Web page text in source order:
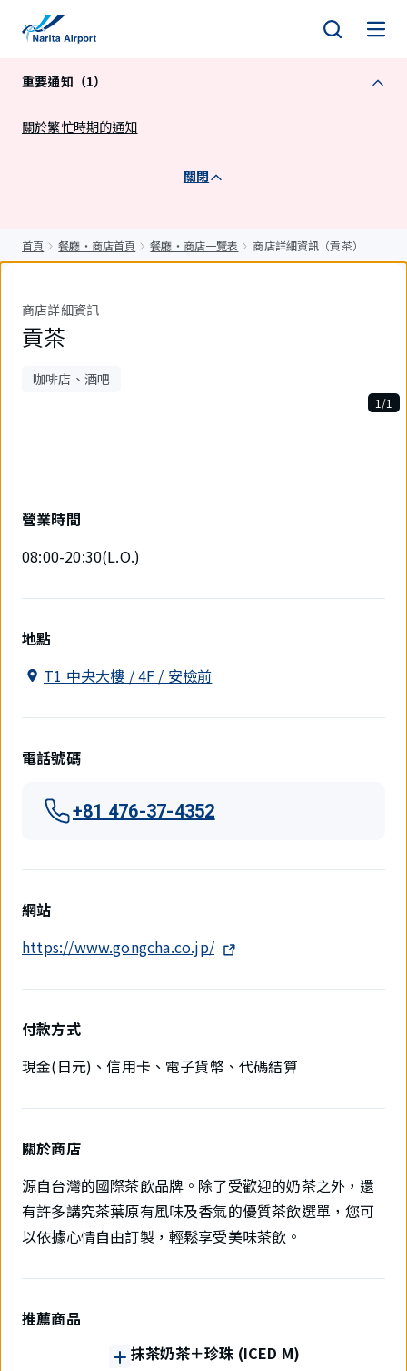
重要通知（1）
關於繁忙時期的通知
關閉
首頁 餐廳・商店首頁 餐廳・商店一覽表 商店詳細資訊（貢茶）
商店詳細資訊
貢茶
咖啡店、酒吧
件。
1/1
營業時間
08:00-20:30(L.O.)
地點
T1 中央大樓 / 4F / 安檢前
電話號碼
+81 476-37-4352
網站
https://www.gongcha.co.jp/
付款方式
現金(日元)、信用卡、電子貨幣、代碼結算
關於商店
源自台灣的國際茶飲品牌。除了受歡迎的奶茶之外，還
有許多講究茶葉原有風味及香氣的優質茶飲選單，您可
以依據心情自由訂製，輕鬆享受美味茶飲。
推薦商品
抹茶奶茶＋珍珠 (ICED M)